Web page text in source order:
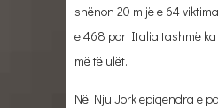
shënon 20 mijë e 64
e 468 por Italia tashmë
më të ulët.
Në Nju Jork epiqendra e